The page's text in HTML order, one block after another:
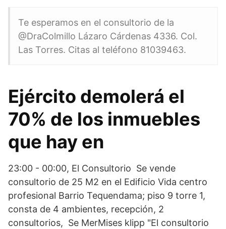
Te esperamos en el consultorio de la
@DraColmillo Lázaro Cárdenas 4336. Col.
Las Torres. Citas al teléfono 81039463.
Ejército demolerá el
70% de los inmuebles
que hay en
23:00 - 00:00, El Consultorio Se vende
consultorio de 25 M2 en el Edificio Vida centro
profesional Barrio Tequendama; piso 9 torre 1,
consta de 4 ambientes, recepción, 2
consultorios, Se MerMises klipp "El consultorio